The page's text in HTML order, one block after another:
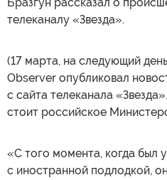
телеканалу «Звезда».
(17 марта, на следующий
Observer опубликовал
с сайта телеканала
стоит российское
«С того момента, когда был
с иностранной подлодкой,